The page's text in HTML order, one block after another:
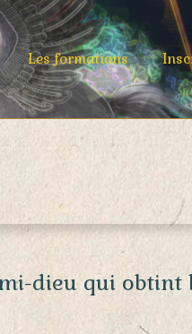
Les formations
dieu qui obtint